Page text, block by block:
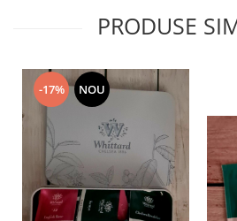
PRODUSE
-17% NOU